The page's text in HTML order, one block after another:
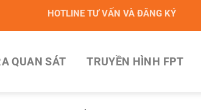
HOTLINE TƯ VẤN VÀ ĐĂNG KÝ
QUAN SÁT TRUYỀN HÌNH FPT